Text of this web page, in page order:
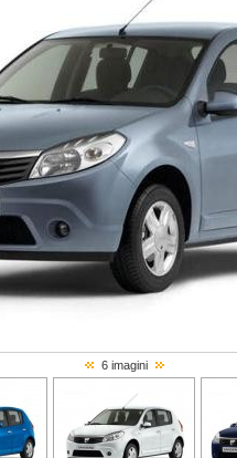
6 imagini